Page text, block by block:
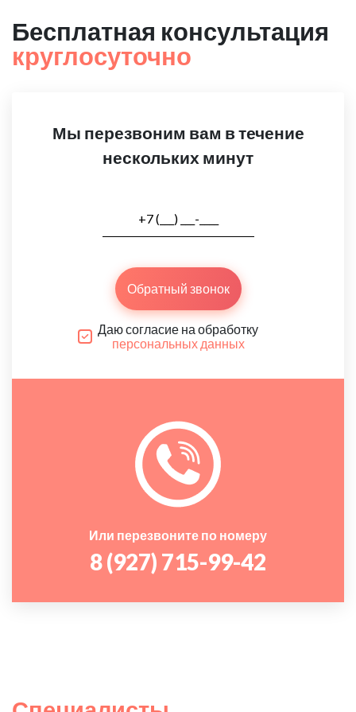
Бесплатная консультация
круглосуточно
Мы перезвоним вам в течение
нескольких минут
Обратный звонок
Даю согласие на обработку
персональных данных
Или перезвоните по номеру
8 (927) 715-99-42